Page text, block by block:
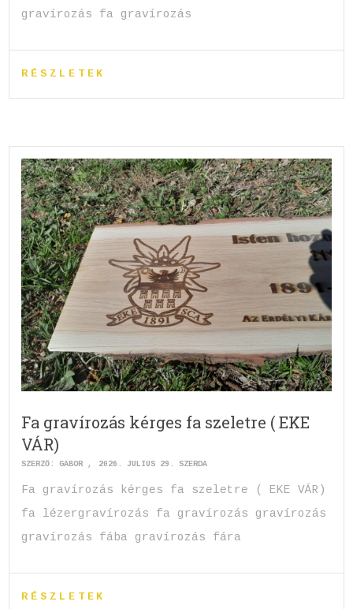
gravírozás fa gravírozás
RÉSZLETEK
Fa gravírozás kérges fa szeletre ( EKE
VÁR)
SZERZŐ:GABOR 2026. JÚLIUS 29. SZERDA
Fa gravírozás kérges fa szeletre ( EKE VÁR)
fa lézergravírozás fa gravírozás gravírozás
gravírozás fába gravírozás fára
RÉSZLETEK